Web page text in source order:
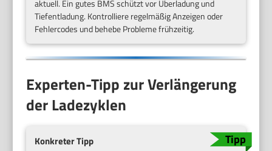
aktuell. Ein gutes BMS schützt vor Überladung und
Tiefentladung. Kontrolliere regelmäßig Anzeigen oder
Fehlercodes und behebe Probleme frühzeitig.
Experten-Tipp zur Verlängerung
der Ladezyklen
Konkreter Tipp